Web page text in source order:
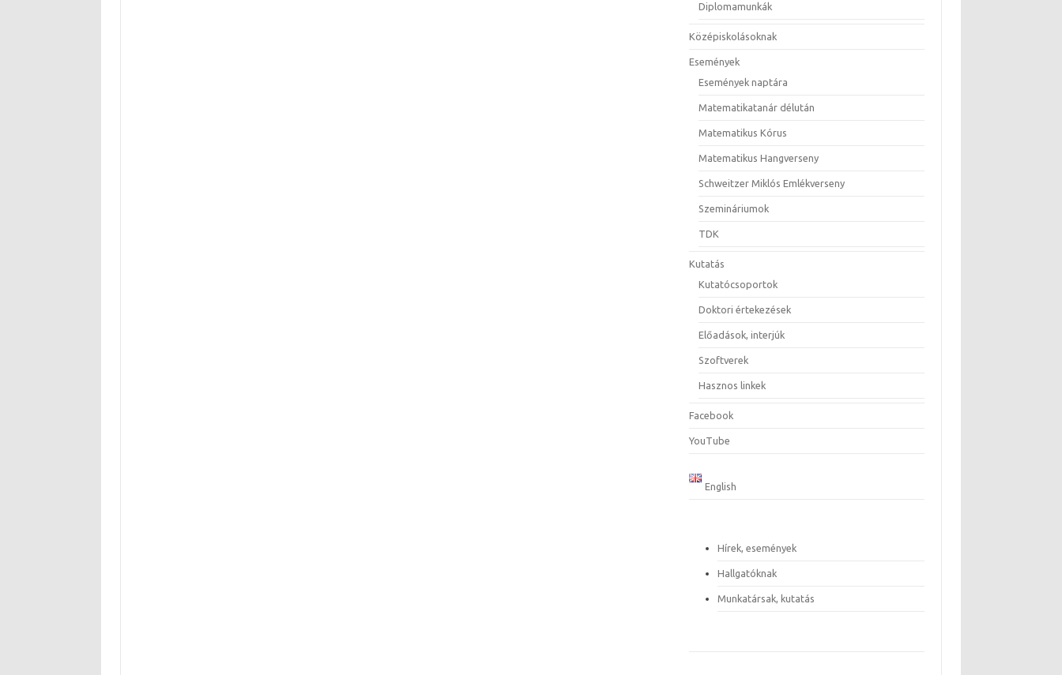
Diplomamunkák
Középiskolásoknak
Események
Események naptára
Matematikatanár délután
Matematikus Kórus
Matematikus Hangverseny
Schweitzer Miklós Emlékverseny
Szemináriumok
TDK
Kutatás
Kutatócsoportok
Doktori értekezések
Előadások, interjúk
Szoftverek
Hasznos linkek
Facebook
YouTube
English
Hírek, események
Hallgatóknak
Munkatársak, kutatás